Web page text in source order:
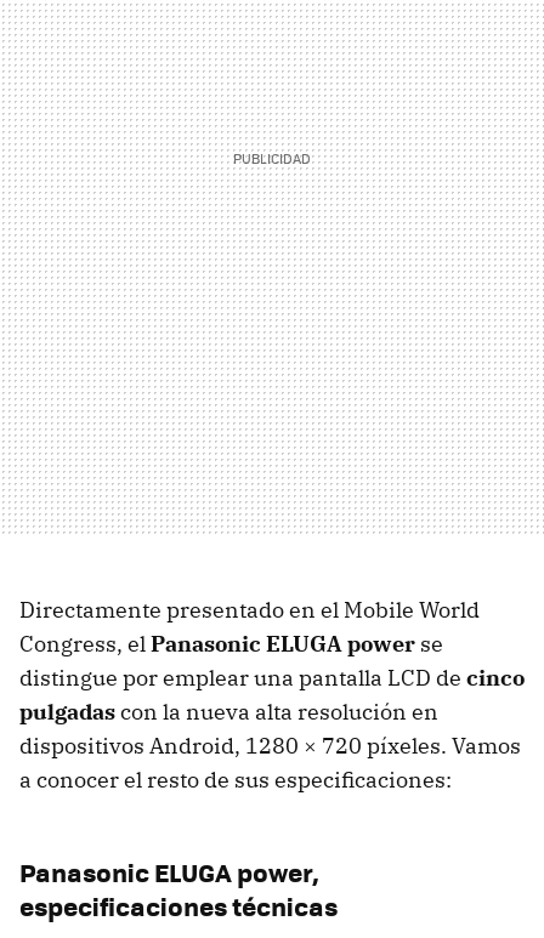
Directamente presentado en el Mobile World
Congress, elPanasonic ELUGApower se
distingue por emplear una pantalla LCD de cinco
pulgadascon la nueva alta resolución en
dispositivos Android, 1280 × 720 píxeles. Vamos
a conocer el resto de sus especificaciones:
PanasonicELUGApower,
especificaciones técnicas